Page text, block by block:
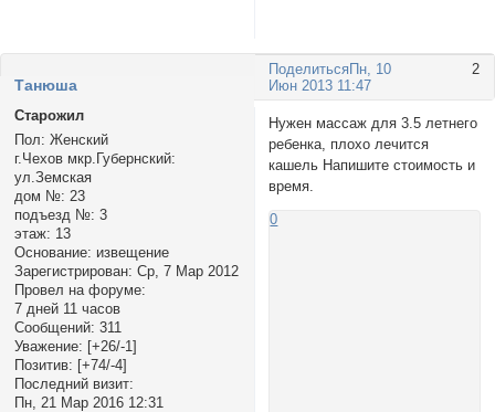
Поделиться 2
Пн, 10
Июн 2013 11:47
Tанюша
Старожил
Пол: Женский
г.Чехов мкр.Губернский:
ул.Земская
дом №: 23
подъезд №: 3
этаж: 13
Основание: извещение
Зарегистрирован: Ср, 7 Мар 2012
Провел на форуме:
7 дней 11 часов
Сообщений: 311
Уважение: [+26/-1]
Позитив: [+74/-4]
Последний визит:
Пн, 21 Мар 2016 12:31
Нужен массаж для 3.5 летнего
ребенка, плохо лечится
кашель Напишите стоимость и
время.
0